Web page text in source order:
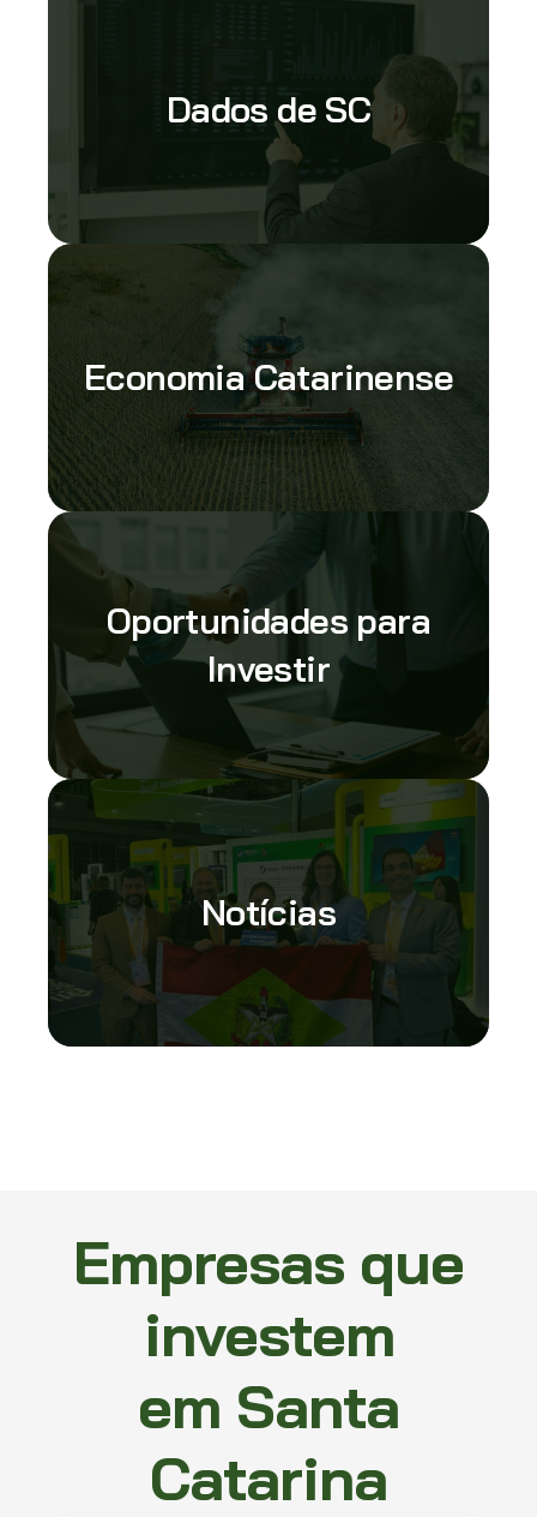
Dados de SC
Economia Catarinense
Oportunidades para
Investir
Notícias
Empresas que
investem
em Santa
Catarina